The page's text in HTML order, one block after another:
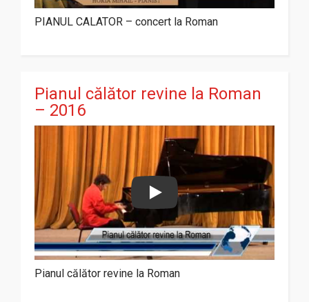
PIANUL CALATOR – concert la Roman
Pianul călător revine la Roman
– 2016
Play
Pianul călător revine la Roman